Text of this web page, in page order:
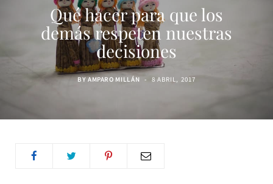
Qué hacer para que los
demás respeten nuestras
decisiones
BYAMPARO MILLÁN 8 ABRIL, 2017